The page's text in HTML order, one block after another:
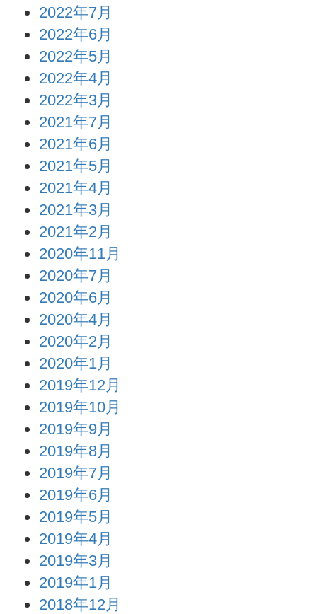
2022年7月
2022年6月
2022年5月
2022年4月
2022年3月
2021年7月
2021年6月
2021年5月
2021年4月
2021年3月
2021年2月
2020年11月
2020年7月
2020年6月
2020年4月
2020年2月
2020年1月
2019年12月
2019年10月
2019年9月
2019年8月
2019年7月
2019年6月
2019年5月
2019年4月
2019年3月
2019年1月
2018年12月